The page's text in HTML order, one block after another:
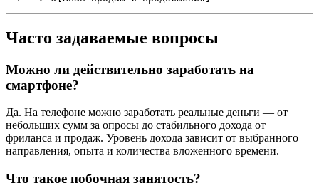
Часто задаваемые вопросы
Можно ли действительно заработать на
смартфоне?
Да. На телефоне можно заработать реальные деньги — от
небольших сумм за опросы до стабильного дохода от
фриланса и продаж. Уровень дохода зависит от выбранного
направления, опыта и количества вложенного времени.
Что такое побочная занятость?